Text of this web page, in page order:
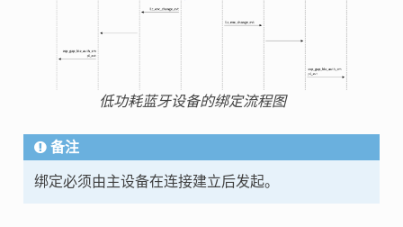
低功耗蓝牙设备的绑定流程图
备注
绑定必须由主设备在连接建立后发起。